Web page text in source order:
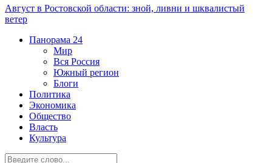
Август в Ростовской области: зной, ливни и шквалистый
ветер
Панорама 24
Мир
Вся Россия
Южный регион
Блоги
Политика
Экономика
Общество
Власть
Культура